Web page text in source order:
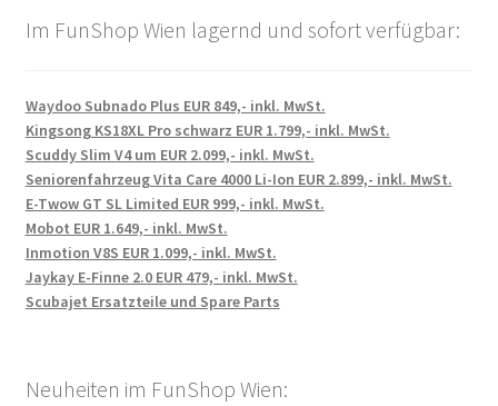
Im FunShop Wien lagernd und sofort verfügbar:
Waydoo Subnado Plus EUR 849,- inkl. MwSt.
Kingsong KS18XL Pro schwarz EUR 1.799,- inkl. MwSt.
Scuddy Slim V4 um EUR 2.099,- inkl. MwSt.
Seniorenfahrzeug Vita Care 4000 Li-Ion EUR 2.899,- inkl. MwSt.
E-Twow GT SL Limited EUR 999,- inkl. MwSt.
Mobot EUR 1.649,- inkl. MwSt.
Inmotion V8S EUR 1.099,- inkl. MwSt.
Jaykay E-Finne 2.0 EUR 479,- inkl. MwSt.
Scubajet Ersatzteile und Spare Parts
Neuheiten im FunShop Wien: